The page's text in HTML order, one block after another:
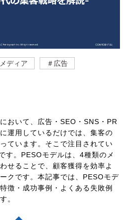
ディア ＃広告
おいて、広告・SEO・SNS・PR
運用しているだけでは、集客の
ています。そこで注目されてい
す。PESOモデルは、4種類のメ
せることで、顧客獲得を効率よ
クです。本記事では、PESOモデ
徴・成功事例・よくある失敗例
。